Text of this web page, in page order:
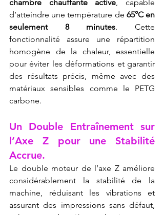
chambre chauffante active , capable
d’atteindre une température de 65°C en
seulement 8 minutes. Cette
fonctionnalité assure une répartition
homogène de la chaleur, essentielle
pour éviter les déformations et garantir
des résultats précis, même avec des
matériaux sensibles comme le PETG
carbone.
Un Double Entraînement sur
l’Axe Z pour une Stabilité
Accrue.
Le double moteur de l’axe Z améliore
considérablement la stabilité de la
machine, réduisant les vibrations et
assurant des impressions sans défaut,